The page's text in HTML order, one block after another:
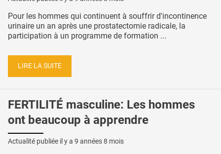
Pour les hommes qui continuent à souffrir d'incontinence
urinaire un an après une prostatectomie radicale, la
participation à un programme de formation ...
LIRE LA SUITE
FERTILITÉ masculine: Les hommes
ont beaucoup à apprendre
Actualité publiée il y a 9 années 8 mois